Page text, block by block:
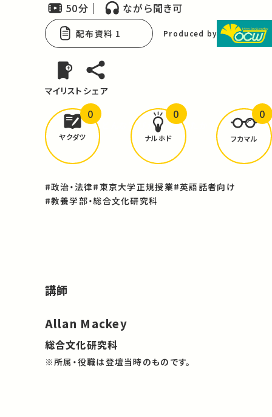
50分 ながら聞き可
配布資料 1 Produced by
マイリスト シェア
どんな学びがありましたか？
ヤクダツ
0
ナルホド
0
フカマル
0
#政治・法律#東京大学正規授業#英語話者向け
#教養学部・総合文化研究科
講師
Allan Mackey
総合文化研究科
※所属・役職は登壇当時のものです。